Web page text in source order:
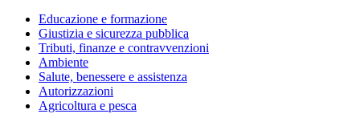
Educazione e formazione
Giustizia e sicurezza pubblica
Tributi, finanze e contravvenzioni
Ambiente
Salute, benessere e assistenza
Autorizzazioni
Agricoltura e pesca